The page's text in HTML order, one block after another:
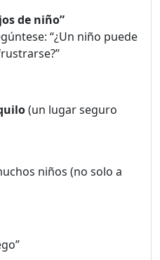
de niño”
“¿Un niño puede
(un lugar seguro
niños (no solo a